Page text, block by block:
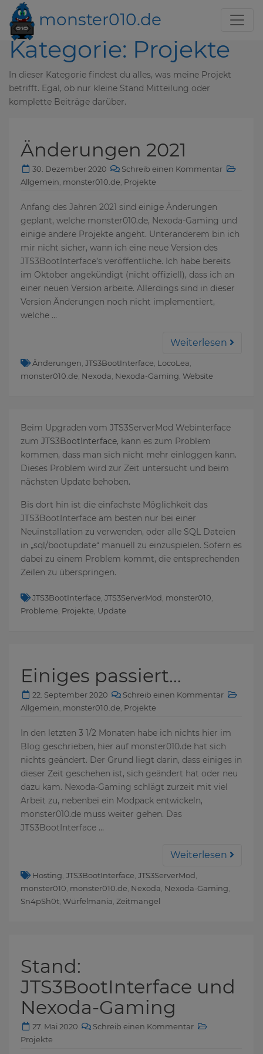
monster010.de
Kategorie: Projekte
In dieser Kategorie findest du alles, was meine Projekt
betrifft. Egal, ob nur kleine Stand Mitteilung oder
komplette Beiträge darüber.
Änderungen 2021
30. Dezember 2020
Schreib einen Kommentar
Allgemein monster010.de Projekte
Anfang des Jahren 2021 sind einige Änderungen
geplant, welche monster010.de, Nexoda-Gaming und
einige andere Projekte angeht. Unteranderem bin ich
mir nicht sicher, wann ich eine neue Version des
JTS3BootInterface’s veröffentliche. Ich habe bereits
im Oktober angekündigt (nicht offiziell), dass ich an
einer neuen Version arbeite. Allerdings sind in dieser
Version Änderungen noch nicht implementiert,
welche …
Weiterlesen
Änderungen JTS3BootInterface LocoLea
monster010.de Nexoda Nexoda-Gaming Website
Beim Upgraden vom JTS3ServerMod Webinterface
zum JTS3BootInterface, kann es zum Problem
kommen, dass man sich nicht mehr einloggen kann.
Dieses Problem wird zur Zeit untersucht und beim
nächsten Update behoben.
Bis dort hin ist die einfachste Möglichkeit das
JTS3BootInterface am besten nur bei einer
Neuinstallation zu verwenden, oder alle SQL Dateien
in „sql/bootupdate“ manuell zu einzuspielen. Sofern es
dabei zu einem Problem kommt, die entsprechenden
Zeilen zu überspringen.
JTS3BootInterface JTS3ServerMod monster010
Probleme Projekte Update
Einiges passiert…
22. September 2020
Schreib einen Kommentar
Allgemein monster010.de Projekte
In den letzten 3 1/2 Monaten habe ich nichts hier im
Blog geschrieben, hier auf monster010.de hat sich
nichts geändert. Der Grund liegt darin, dass einiges in
dieser Zeit geschehen ist, sich geändert hat oder neu
dazu kam. Nexoda-Gaming schlägt zurzeit mit viel
Arbeit zu, nebenbei ein Modpack entwickeln,
monster010.de muss weiter gehen. Das
JTS3BootInterface …
Weiterlesen
Hosting JTS3BootInterface JTS3ServerMod
monster010 monster010.de Nexoda Nexoda-Gaming
Sn4pSh0t Würfelmania Zeitmangel
Stand:
JTS3BootInterface und
Nexoda-Gaming
27. Mai 2020
Schreib einen Kommentar
Projekte